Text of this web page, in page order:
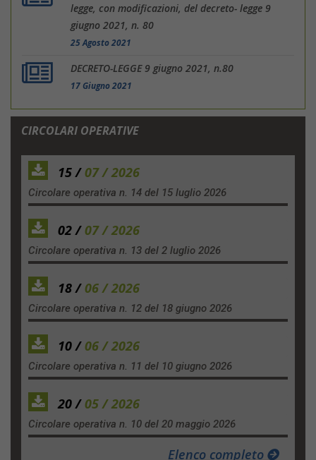
legge, con modificazioni, del decreto- legge 9
giugno 2021, n. 80
25 Agosto 2021
DECRETO-LEGGE 9 giugno 2021, n.80
17 Giugno 2021
CIRCOLARI OPERATIVE
15 /07 / 2026
Circolare operativa n. 14 del 15 luglio 2026
02 /07 / 2026
Circolare operativa n. 13 del 2 luglio 2026
18 /06 / 2026
Circolare operativa n. 12 del 18 giugno 2026
10 /06 / 2026
Circolare operativa n. 11 del 10 giugno 2026
20 /05 / 2026
Circolare operativa n. 10 del 20 maggio 2026
Elenco completo